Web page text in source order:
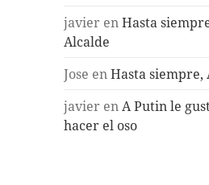
javier enHasta
Alcalde
Jose enHasta siempre,
javier enA Putin le
hacer el oso